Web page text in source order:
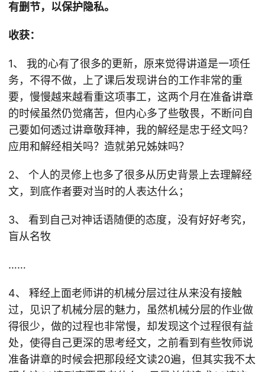
有删节，以保护隐私。
收获：
1、 我的心有了很多的更新，原来觉得讲道是一项任
务，不得不做，上了课后发现讲台的工作非常的重
要，慢慢越来越看重这项事工，这两个月在准备讲章
的时候虽然仍觉痛苦，但内心多了些敬畏，不断问自
己要如何透过讲章敬拜神，我的解经是忠于经文吗？
应用和解经相关吗？造就弟兄姊妹吗？
2、 个人的灵修上也多了很多从历史背景上去理解经
文，到底作者要对当时的人表达什么；
3、 看到自己对神话语随便的态度，没有好好考究，
盲从名牧
……
4、 释经上面老师讲的机械分层过往从来没有接触
过，见识了机械分层的魅力，虽然机械分层的作业做
得很少，做的过程也非常慢，却发现这个过程很有益
处，使得自己更深的思考经文，之前看到有些牧师说
准备讲章的时候会把那段经文读20遍，但其实我不太